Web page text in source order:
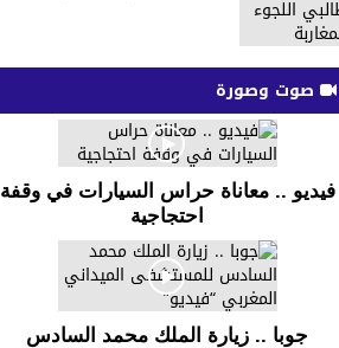
صوت وصورة
فيديو .. معاناة حراس السيارات في وقفة
احتجاجية
جوبا .. زيارة الملك محمد السادس